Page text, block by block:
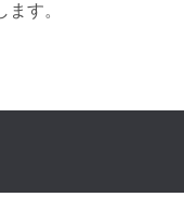
す。